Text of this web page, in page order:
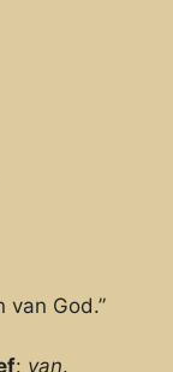
God.”
: van.